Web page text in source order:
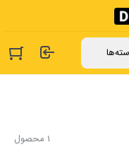
1 محصول